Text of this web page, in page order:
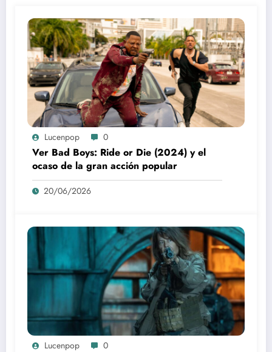
Lucenpop 0
Ver Bad Boys: Ride or Die (2024) y el
ocaso de la gran acción popular
20/06/2026
Lucenpop 0